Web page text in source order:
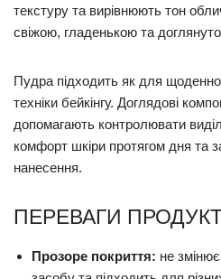
текстуру та вирівнюють тон
свіжою, гладенькою та
Пудра підходить як для
техніки бейкінгу. Доглядові
допомагають контролювати
комфорт шкіри протягом дня та
нанесення.
ПЕРЕВАГИ
Прозоре покриття: не